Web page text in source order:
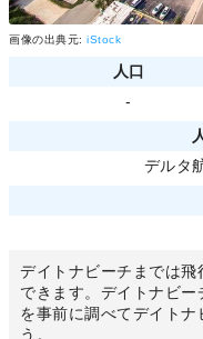
画像の出典元: iStock
人口
-
デルタ
デイトナビーチまでは
できます。デイトナビ
を事前に調べてデイトナ
う。